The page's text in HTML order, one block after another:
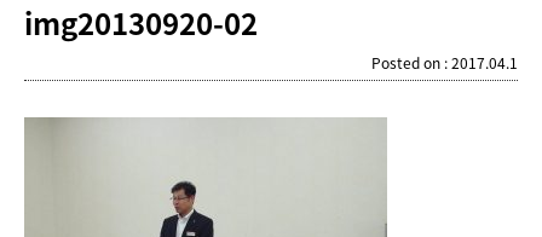
img20130920-02
Posted on : 2017.04.1